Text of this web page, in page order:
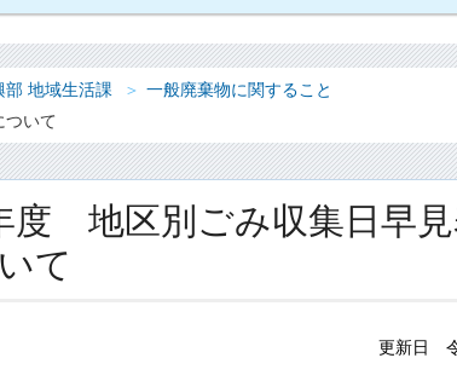
部 地域生活課
一般廃棄物に関すること
いて
度 地区別ごみ収集日早見
て
更新日